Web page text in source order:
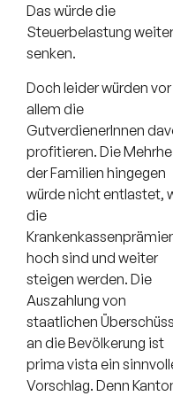
Das würde die
Steuerbelastung weiter
senken.
Doch leider würden vor
allem die
GutverdienerInnen
profitieren. Die
der Familien hingegen
würde nicht entlastet,
die
hoch sind und weiter
steigen werden. Die
Auszahlung von
staatlichen
an die Bevölkerung ist
prima vista ein
Vorschlag. Denn